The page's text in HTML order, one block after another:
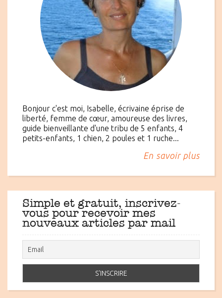
Bonjour c'est moi, Isabelle, écrivaine éprise de
liberté, femme de cœur, amoureuse des livres,
guide bienveillante d'une tribu de 5 enfants, 4
petits-enfants, 1 chien, 2 poules et 1 ruche...
En savoir plus
Simple et gratuit, inscrivez-
vous pour recevoir mes
nouveaux articles par mail